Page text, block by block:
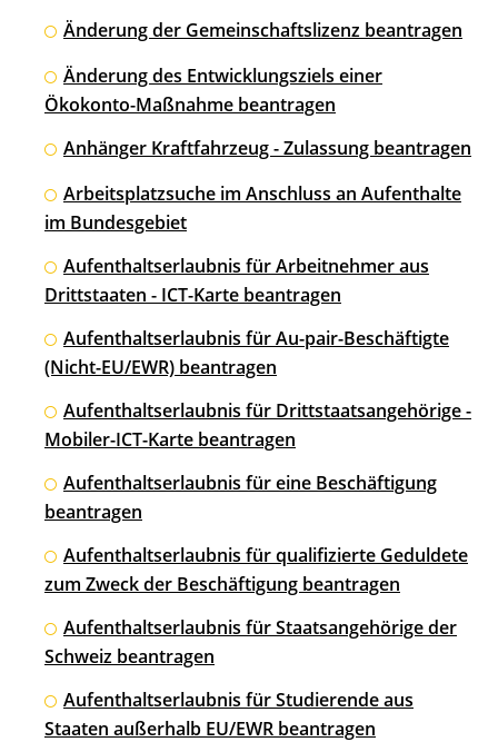
Änderung der Gemeinschaftslizenz beantragen
Änderung des Entwicklungsziels einer
Ökokonto-Maßnahme beantragen
Anhänger Kraftfahrzeug - Zulassung beantragen
Arbeitsplatzsuche im Anschluss an Aufenthalte
im Bundesgebiet
Aufenthaltserlaubnis für Arbeitnehmer aus
Drittstaaten - ICT-Karte beantragen
Aufenthaltserlaubnis für Au-pair-Beschäftigte
(Nicht-EU/EWR) beantragen
Aufenthaltserlaubnis für Drittstaatsangehörige -
Mobiler-ICT-Karte beantragen
Aufenthaltserlaubnis für eine Beschäftigung
beantragen
Aufenthaltserlaubnis für qualifizierte Geduldete
zum Zweck der Beschäftigung beantragen
Aufenthaltserlaubnis für Staatsangehörige der
Schweiz beantragen
Aufenthaltserlaubnis für Studierende aus
Staaten außerhalb EU/EWR beantragen